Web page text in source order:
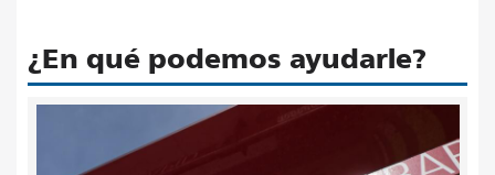
¿En qué podemos ayudarle?